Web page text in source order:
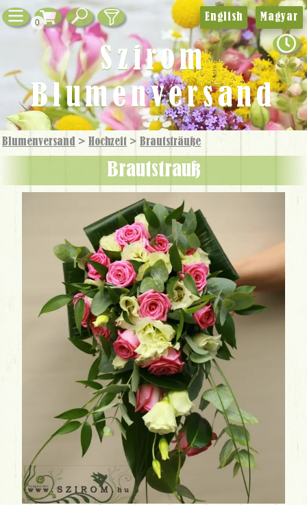
0
Blumenversand > Hochzeit > Brautsträuße
Brautstrauß
English Magyar
Szirom
Blumenversand